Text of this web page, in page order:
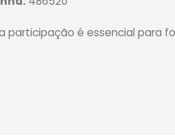
participação é essencial para